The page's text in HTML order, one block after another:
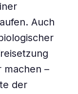
Auch
machen –
der